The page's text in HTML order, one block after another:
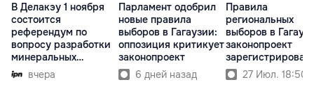
В Делакэу 1 ноября
состоится
референдум по
вопросу разработки
минеральных
ресурсов
вчера
Парламент одобрил
новые правила
выборов в Гагаузии:
оппозиция критикует
законопроект
6 дней назад
Правила
региональных
выборов в
законопроект
зарегистрирован
парламенте
27 Июл. 18:50